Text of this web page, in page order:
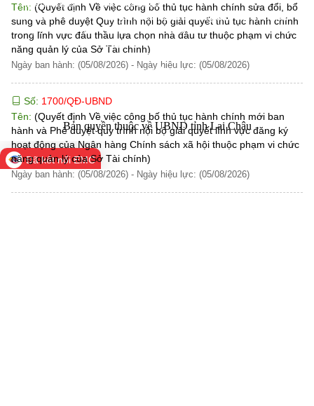
Tên: (Quyết định Về việc công bố thủ tục hành chính sửa đổi, bổ
sung và phê duyệt Quy trình nội bộ giải quyết thủ tục hành chính
trong lĩnh vực đấu thầu lựa chọn nhà đầu tư thuộc phạm vi chức
năng quản lý của Sở Tài chính)
Ngày ban hành: (05/08/2026) - Ngày hiệu lực: (05/08/2026)
Số: 1700/QĐ-UBND
Tên: (Quyết định Về việc công bố thủ tục hành chính mới ban
hành và Phê duyệt quy trình nội bộ giải quyết lĩnh vực đăng ký
hoạt động của Ngân hàng Chính sách xã hội thuộc phạm vi chức
năng quản lý của Sở Tài chính)
Ngày ban hành: (05/08/2026) - Ngày hiệu lực: (05/08/2026)
nhiệm chính:
Trụ sở:
Điện thoại | Fax:
Email:
tỉnh Lai Châu
Tầng 1,2,3 nhà B - Trung tâm Hành chính -
Chính trị tỉnh Lai Châu
02133.876.337; 02133.876.359 |
02133.876.356
laichau@chinhphu.vn
Bản quyền thuộc về UBND tỉnh Lai Châu
Đã kết nối EMC